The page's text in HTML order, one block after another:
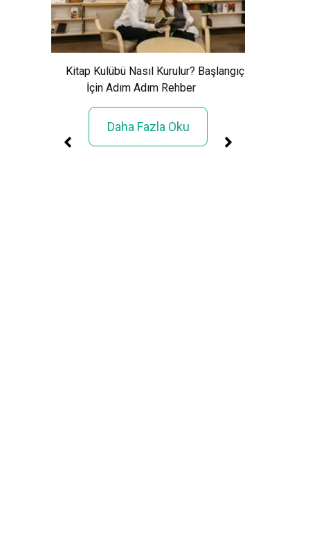
Kitap Kulübü Nasıl Kurulur? Başlangıç
İçin Adım Adım Rehber
Daha Fazla Oku